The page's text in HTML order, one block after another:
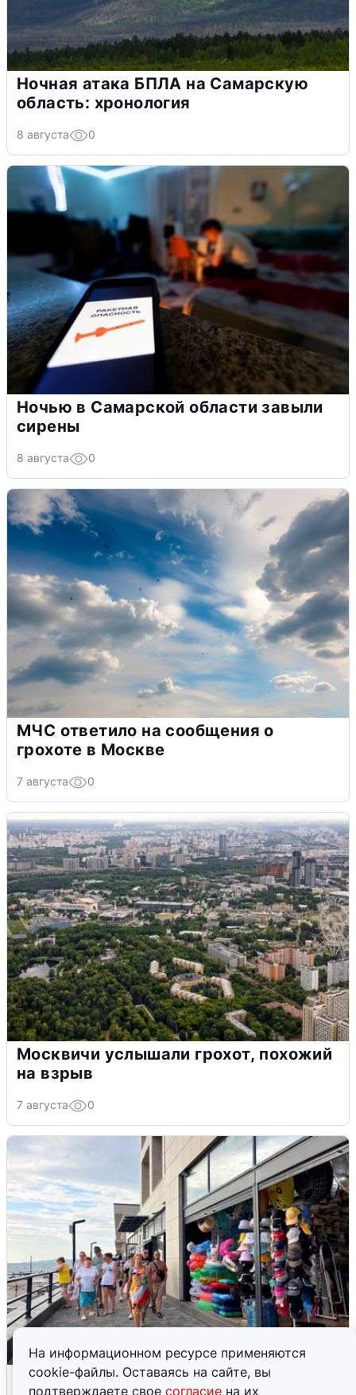
На информационном ресурсе применяются
cookie-файлы. Оставаясь на сайте, вы
подтверждаете свое согласие на их
Ночная атака БПЛА на Самарскую
область: хронология
8 августа 0
Ночью в Самарской области завыли
сирены
8 августа 0
МЧС ответило на сообщения о
грохоте в Москве
7 августа 0
Москвичи услышали грохот, похожий
на взрыв
7 августа 0
В Сочи объявили угрозу атаки БПЛА и